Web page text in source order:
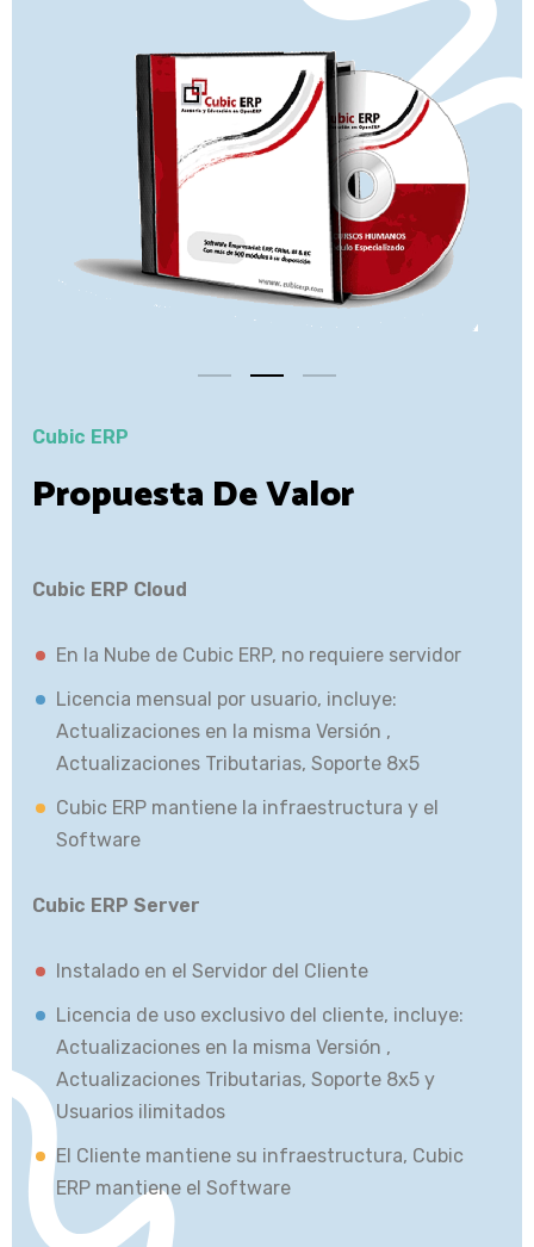
Cubic ERP
Propuesta De Valor
Cubic ERP Cloud
En la Nube de Cubic ERP, no requiere servidor
Licencia mensual por usuario, incluye:
Actualizaciones en la misma Versión ,
Actualizaciones Tributarias, Soporte 8x5
Cubic ERP mantiene la infraestructura y el
Software
Cubic ERP Server
Instalado en el Servidor del Cliente
Licencia de uso exclusivo del cliente, incluye:
Actualizaciones en la misma Versión ,
Actualizaciones Tributarias, Soporte 8x5 y
Usuarios ilimitados
El Cliente mantiene su infraestructura, Cubic
ERP mantiene el Software